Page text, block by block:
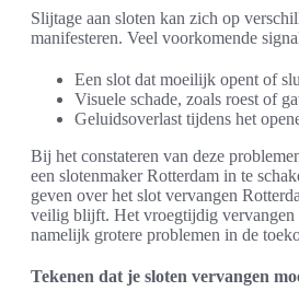
Slijtage aan sloten kan zich op
manifesteren. Veel voorkomende
Een slot dat moeilijk opent of
Visuele schade, zoals roest of
Geluidsoverlast tijdens het
Bij het constateren van deze
een slotenmaker Rotterdam in te
geven over het slot vervangen
veilig blijft. Het vroegtijdig vervangen
namelijk grotere problemen in de
Tekenen dat je sloten vervangen